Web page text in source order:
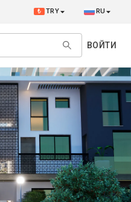
₺ TRY RU
ВОЙТИ